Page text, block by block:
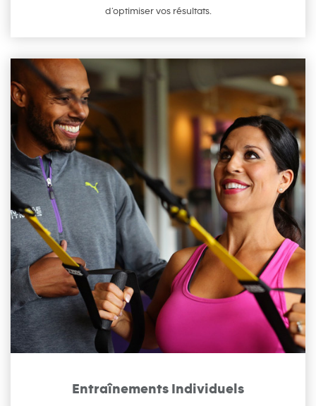
d’optimiser vos résultats.
Entraînements Individuels